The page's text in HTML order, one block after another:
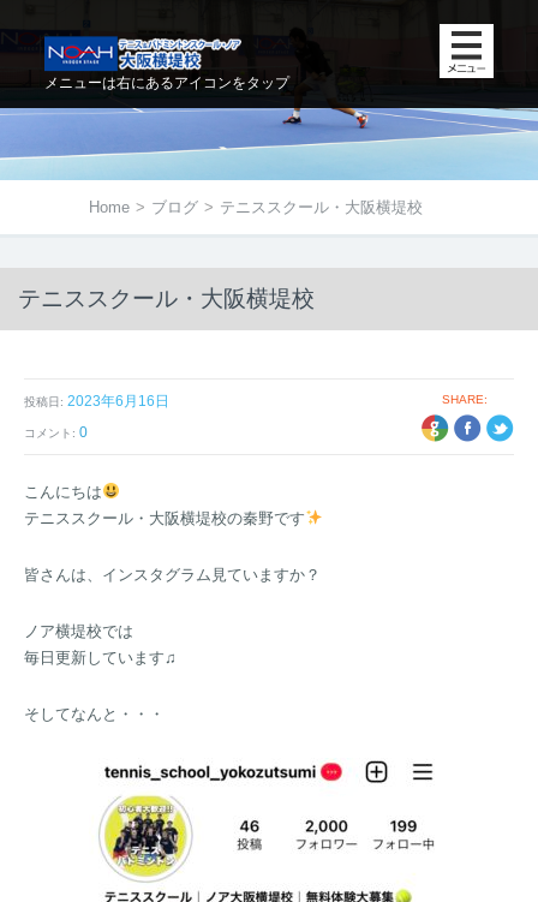
メニューは右にあるアイコンをタップ
Home > ブログ > テニススクール・大阪横堤校
テニススクール・大阪横堤校
SHARE:
TWITTER
投稿日: 2023年6月16日
コメント: 0
こんにちは
テニススクール・大阪横堤校の秦野です
皆さんは、インスタグラム見ていますか？
ノア横堤校では
毎日更新しています♫
そしてなんと・・・